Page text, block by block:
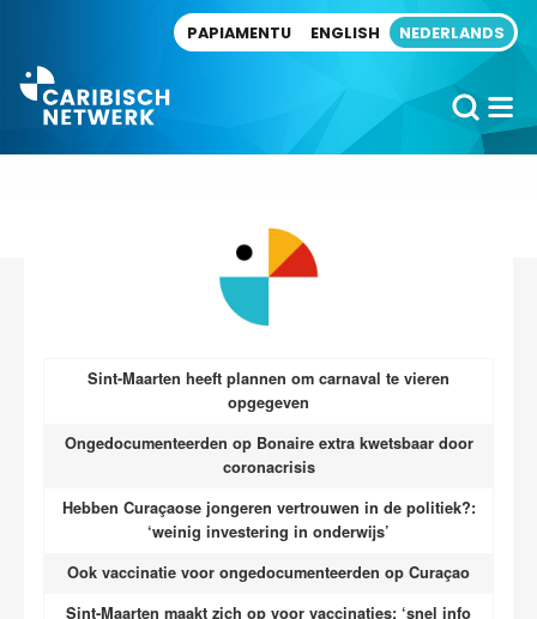
PAPIAMENTU ENGLISH NEDERLANDS
Sint-Maarten heeft plannen om carnaval te vieren
opgegeven
Ongedocumenteerden op Bonaire extra kwetsbaar door
coronacrisis
Hebben Curaçaose jongeren vertrouwen in de politiek?:
‘weinig investering in onderwijs’
Ook vaccinatie voor ongedocumenteerden op Curaçao
Sint-Maarten maakt zich op voor vaccinaties: ‘snel info